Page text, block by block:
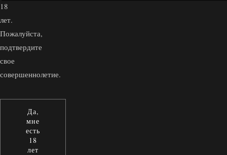
18
лет.
Пожалуйста,
подтвердите
свое
совершеннолетие.
Да,
мне
есть
18
лет